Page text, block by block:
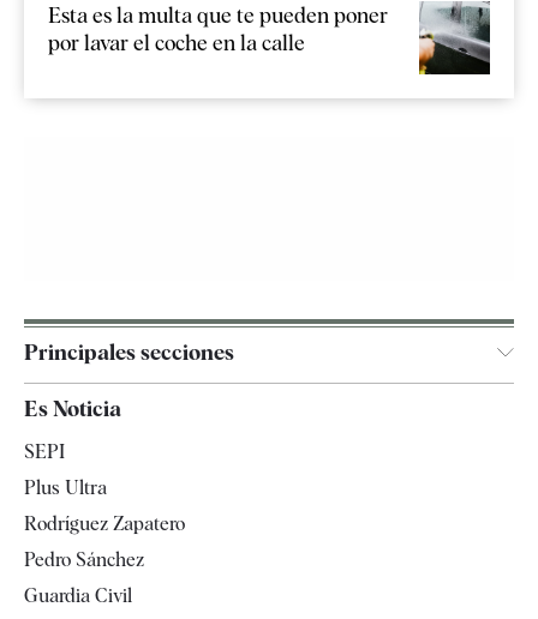
Esta es la multa que te pueden poner
por lavar el coche en la calle
Principales secciones
España
Televisión
Es Noticia
SEPI
Plus Ultra
Rodríguez Zapatero
Pedro Sánchez
Guardia Civil